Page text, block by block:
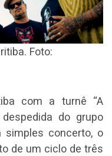
Foto:
com a turnê “A
do grupo
concerto, o
de um ciclo de três